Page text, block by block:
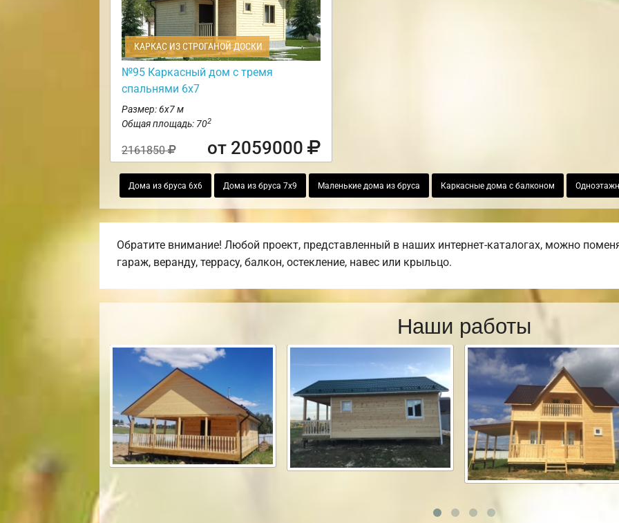
КАРКАС ИЗ СТРОГАНОЙ ДОСКИ
№95 Каркасный дом с тремя
спальнями 6х7
Размер: 6х7 м
Общая площадь: 702
2161850 от 2059000
Дома из бруса 6х6 Дома из бруса 7х9 Маленькие дома из бруса Каркасные дома с балконом
Обратите внимание! Любой проект, представленный в наших интернет-каталогах, можно
гараж, веранду, террасу, балкон, остекление, навес или крыльцо.
Наши работы